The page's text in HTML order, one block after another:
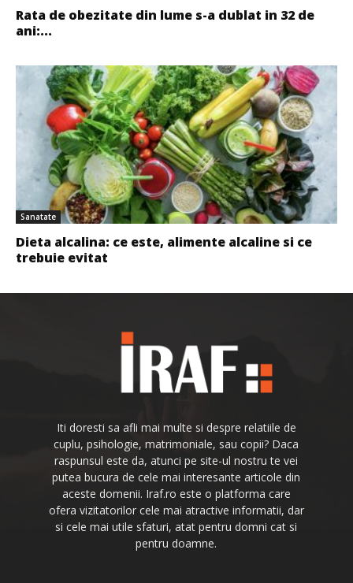
Rata de obezitate din lume s-a dublat in 32 de
ani:...
Sanatate
Dieta alcalina: ce este, alimente alcaline si ce
trebuie evitat
Iti doresti sa afli mai multe si despre relatiile de
cuplu, psihologie, matrimoniale, sau copii? Daca
raspunsul este da, atunci pe site-ul nostru te vei
putea bucura de cele mai interesante articole din
aceste domenii. Iraf.ro este o platforma care
ofera vizitatorilor cele mai atractive informatii, dar
si cele mai utile sfaturi, atat pentru domni cat si
pentru doamne.